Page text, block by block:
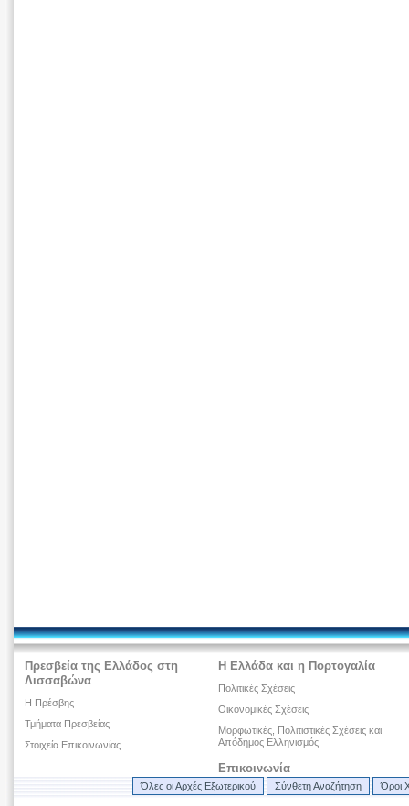
Πρεσβεία της Ελλάδος στη
Λισσαβώνα
Η Πρέσβης
Τμήματα Πρεσβείας
Στοιχεία Επικοινωνίας
Η Ελλάδα και η Πορτογαλία
Πολιτικές Σχέσεις
Οικονομικές Σχέσεις
Μορφωτικές, Πολιτιστικές Σχέσεις και
Απόδημος Ελληνισμός
Επικοινωνία
Όλες οι Αρχές Εξωτερικού Σύνθετη Αναζήτηση Όροι